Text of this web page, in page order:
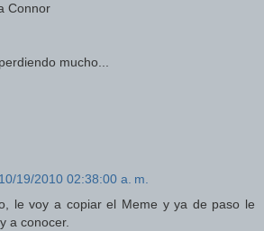
Connor
mucho...
10/19/2010 02:38:00 a. m.
le voy a copiar el Meme y ya de paso le
a conocer.